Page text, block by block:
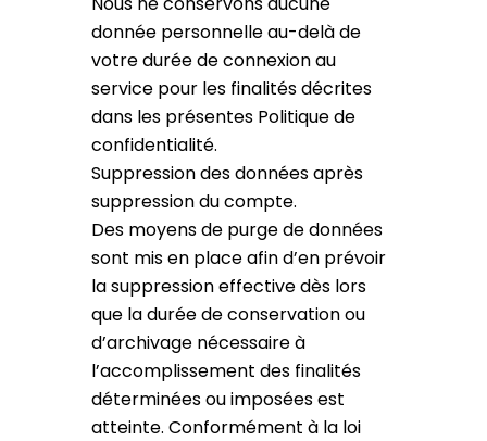
donnée personnelle au-delà de
votre durée de connexion au
service pour les finalités décrites
dans les présentes Politique de
confidentialité.
Suppression des données après
suppression du compte.
Des moyens de purge de données
sont mis en place afin d’en prévoir
la suppression effective dès lors
que la durée de conservation ou
d’archivage nécessaire à
l’accomplissement des finalités
déterminées ou imposées est
atteinte. Conformément à la loi